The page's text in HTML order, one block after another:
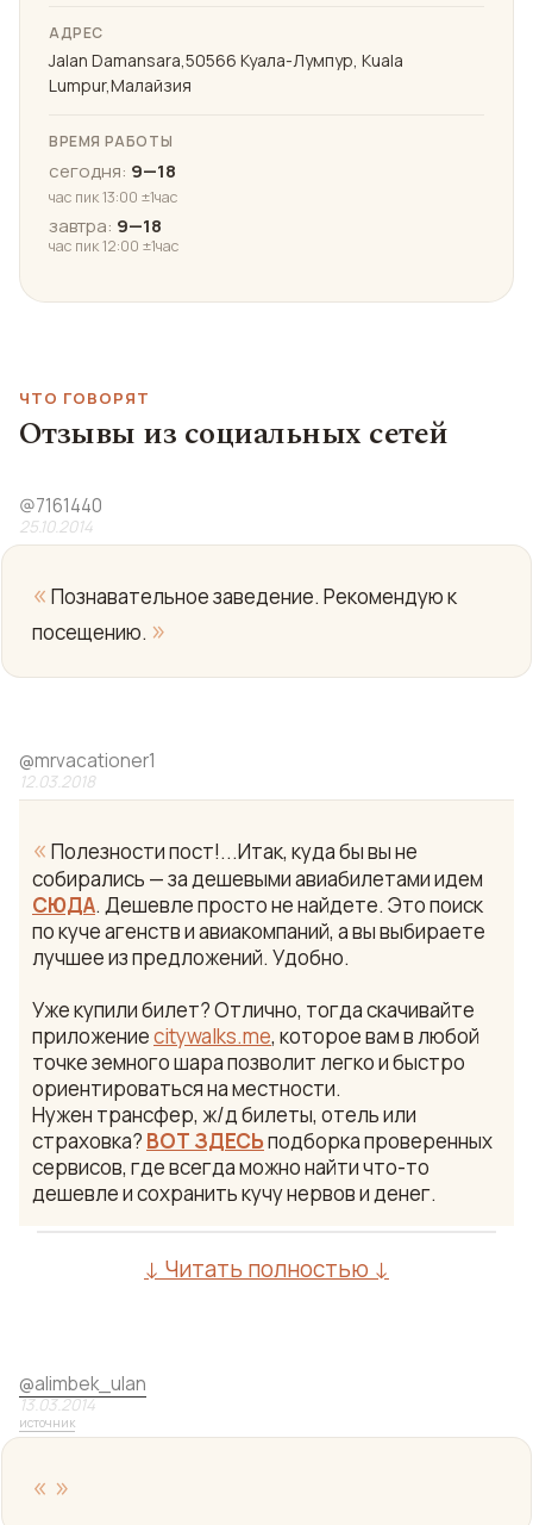
АДРЕС
Jalan Damansara,50566 Куала-Лумпур, Kuala
Lumpur,Малайзия
ВРЕМЯ РАБОТЫ
сегодня: 9—18
час пик 13:00 ±1час
завтра: 9—18
час пик 12:00 ±1час
ЧТО ГОВОРЯТ
Отзывы из социальных сетей
@7161440
25.10.2014
« Познавательное заведение. Рекомендую к
посещению. »
@mrvacationer1
12.03.2018
« Полезности пост!...Итак, куда бы вы не
собирались — за дешевыми авиабилетами идем
СЮДА. Дешевле просто не найдете. Это поиск
по куче агенств и авиакомпаний, а вы выбираете
лучшее из предложений. Удобно.
Уже купили билет? Отлично, тогда скачивайте
приложениеcitywalks.me, которое вам в любой
точке земного шара позволит легко и быстро
ориентироваться на местности.
Нужен трансфер, ж/д билеты, отель или
страховка? ВОТ ЗДЕСЬподборка проверенных
сервисов, где всегда можно найти что-то
дешевле и сохранить кучу нервов и денег.
↓ Читать полностью ↓
@alimbek_ulan
13.03.2014
источник
« »